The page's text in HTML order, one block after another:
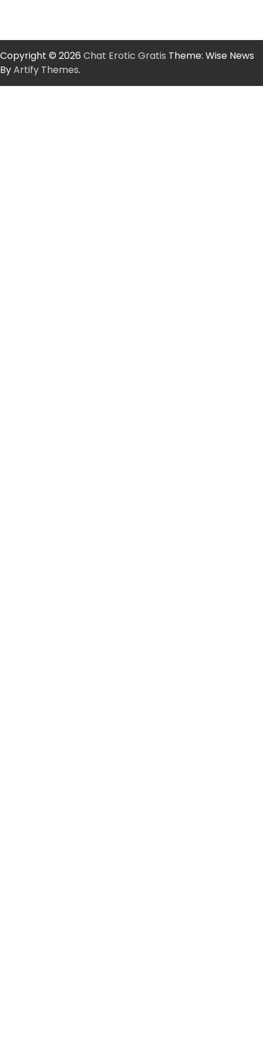
Copyright © 2026 Chat Erotic Gratis Theme: Wise News
ByArtify Themes.